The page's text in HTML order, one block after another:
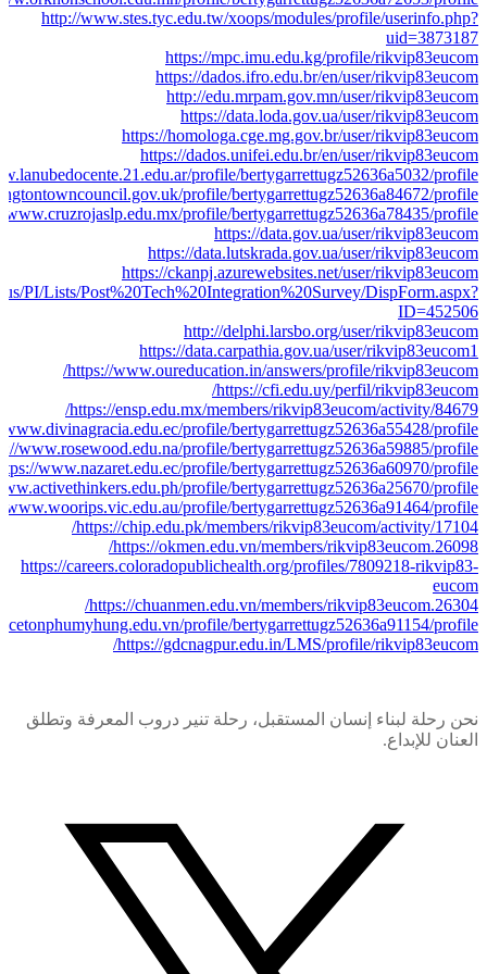
http://www.stes.tyc.edu.tw/xoops/modules/profile/userinfo.php?
uid=3873187
https://mpc.imu.edu.kg/profile/rikvip83eucom
https://dados.ifro.edu.br/en/user/rikvip83eucom
http://edu.mrpam.gov.mn/user/rikvip83eucom
https://data.loda.gov.ua/user/rikvip83eucom
https://homologa.cge.mg.gov.br/user/rikvip83eucom
https://dados.unifei.edu.br/en/user/rikvip83eucom
profile/bertygarrettugz52636a5032/profile
profile/bertygarrettugz52636a84672/profile
www.cruzrojaslp.edu.mx/profile/bertygarrettugz52636a78435/profile
https://data.gov.ua/user/rikvip83eucom
https://data.lutskrada.gov.ua/user/rikvip83eucom
https://ckanpj.azurewebsites.net/user/rikvip83eucom
PI/Lists/Post%20Tech%20Integration%20Survey/DispForm.aspx?
ID=452506
http://delphi.larsbo.org/user/rikvip83eucom
https://data.carpathia.gov.ua/user/rikvip83eucom1
https://www.oureducation.in/answers/profile/rikvip83eucom/
https://cfi.edu.uy/perfil/rikvip83eucom/
https://ensp.edu.mx/members/rikvip83eucom/activity/84679/
www.divinagracia.edu.ec/profile/bertygarrettugz52636a55428/profile
www.rosewood.edu.na/profile/bertygarrettugz52636a59885/profile
www.nazaret.edu.ec/profile/bertygarrettugz52636a60970/profile
profile/bertygarrettugz52636a25670/profile
www.woorips.vic.edu.au/profile/bertygarrettugz52636a91464/profile
https://chip.edu.pk/members/rikvip83eucom/activity/17104/
https://okmen.edu.vn/members/rikvip83eucom.26098/
https://careers.coloradopublichealth.org/profiles/7809218-rikvip83-
eucom
https://chuanmen.edu.vn/members/rikvip83eucom.26304/
profile/bertygarrettugz52636a91154/profile
https://gdcnagpur.edu.in/LMS/profile/rikvip83eucom/
نحن رحلة لبناء إنسان المستقبل، رحلة تنير دروب المعرفة وتطلق
العنان للإبداع.